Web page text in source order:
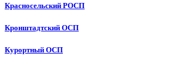
Красносельский РОСП
Кронштадтский ОСП
Курортный ОСП